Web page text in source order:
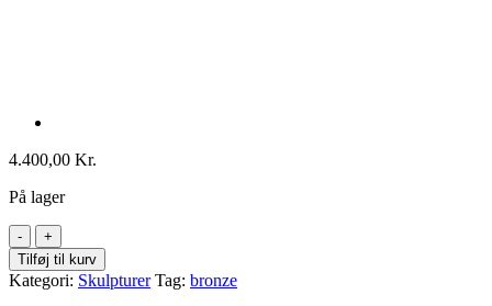
4.400,00 Kr.
På lager
Carlos
og
Albert
bronze
Tilføj til kurv
Kategori: Skulpturer Tag: bronze